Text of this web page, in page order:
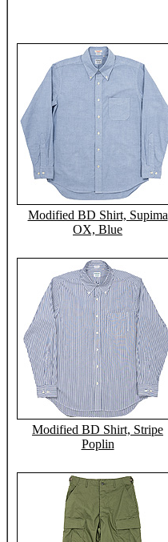
Modified BD Shirt, Supima
OX, Blue
Modified BD Shirt, Stripe
Poplin